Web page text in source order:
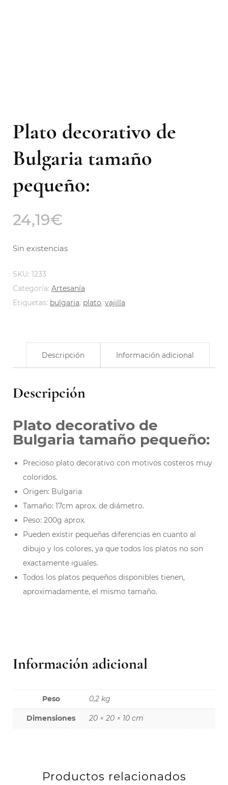
Plato decorativo de
Bulgaria tamaño
pequeño:
24,19€
Sin existencias
SKU: 1233
Categoría: Artesanía
Etiquetas: bulgaria, plato, vajilla
Descripción Información adicional
Descripción
Plato decorativo de
Bulgaria tamaño pequeño:
Precioso plato decorativo con motivos costeros muy
coloridos.
Origen: Bulgaria
Tamaño: 17cm aprox. de diámetro.
Peso: 200g aprox.
Pueden existir pequeñas diferencias en cuanto al
dibujo y los colores, ya que todos los platos no son
exactamente iguales.
Todos los platos pequeños disponibles tienen,
aproximadamente, el mismo tamaño.
Información adicional
Peso 0,2 kg
Dimensiones 20 × 20 × 10 cm
Productos relacionados